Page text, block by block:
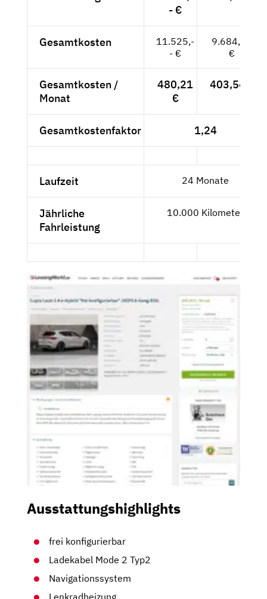
- €
Gesamtkosten
11.525,-
- €
9.684,87
€
Gesamtkosten /
Monat
480,21
€
403,54 €
Gesamtkostenfaktor 1,24
Laufzeit 24 Monate
Jährliche
Fahrleistung
10.000 Kilometer
Ausstattungshighlights
frei konfigurierbar
Ladekabel Mode 2 Typ2
Navigationssystem